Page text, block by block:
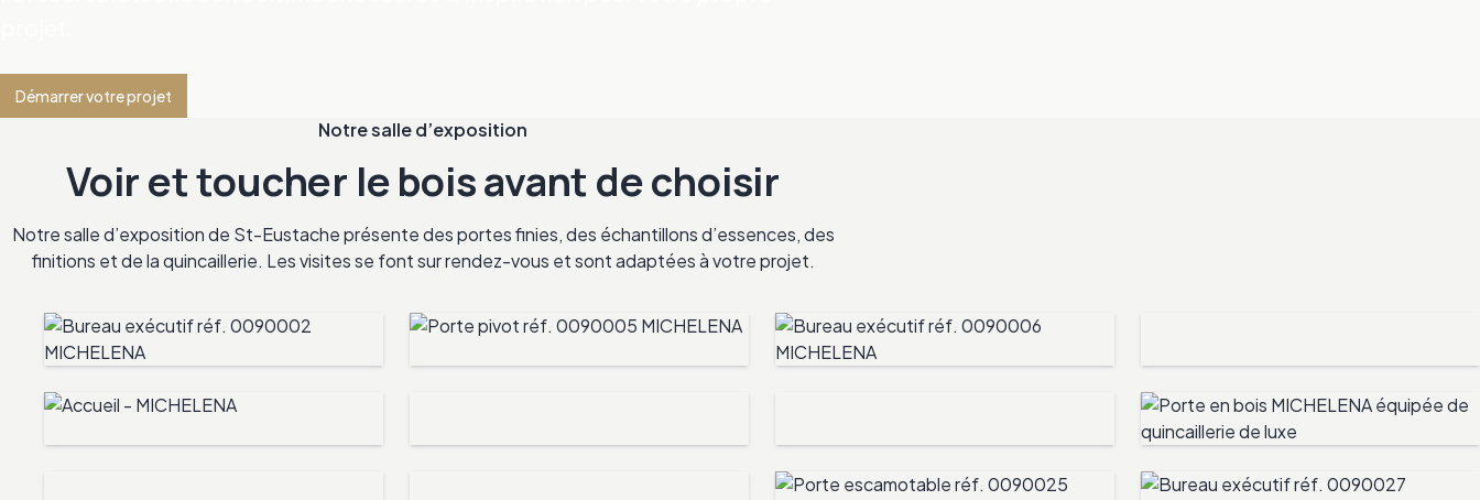
Démarrer votre projet
Notre salle d’exposition
Voir et toucher le bois avant de choisir
Notre salle d’exposition de St-Eustache présente des portes finies, des échantillons d’essences, des
finitions et de la quincaillerie. Les visites se font sur rendez-vous et sont adaptées à votre projet.